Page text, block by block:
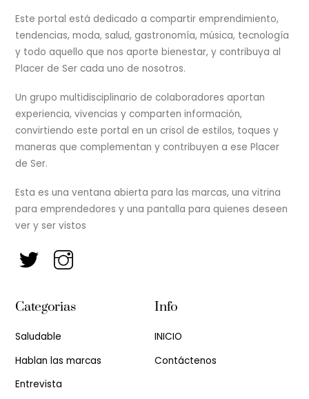
Top
Este portal está dedicado a compartir emprendimiento,
tendencias, moda, salud, gastronomía, música, tecnología
y todo aquello que nos aporte bienestar, y contribuya al
Placer de Ser cada uno de nosotros.
Un grupo multidisciplinario de colaboradores aportan
experiencia, vivencias y comparten información,
convirtiendo este portal en un crisol de estilos, toques y
maneras que complementan y contribuyen a ese Placer
de Ser.
Esta es una ventana abierta para las marcas, una vitrina
para emprendedores y una pantalla para quienes deseen
ver y ser vistos
Categorias
Saludable
Hablan las marcas
Entrevista
Info
INICIO
Contáctenos